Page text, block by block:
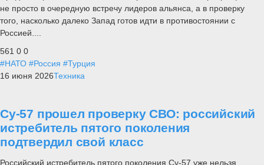
не просто в очередную встречу лидеров альянса, а в проверку
того, насколько далеко Запад готов идти в противостоянии с
Россией....
561 0 0
#НАТО #Россия #Турция
16 июня 2026Техника
Су-57 прошел проверку СВО: российский
истребитель пятого поколения
подтвердил свой класс
Российский истребитель пятого поколения Су-57 уже нельзя